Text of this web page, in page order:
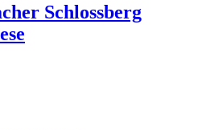
Schlossberg